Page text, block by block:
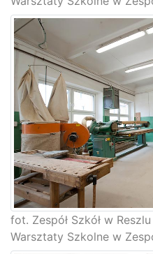
fot. Zespół Szkół w Reszlu
Warsztaty Szkolne w